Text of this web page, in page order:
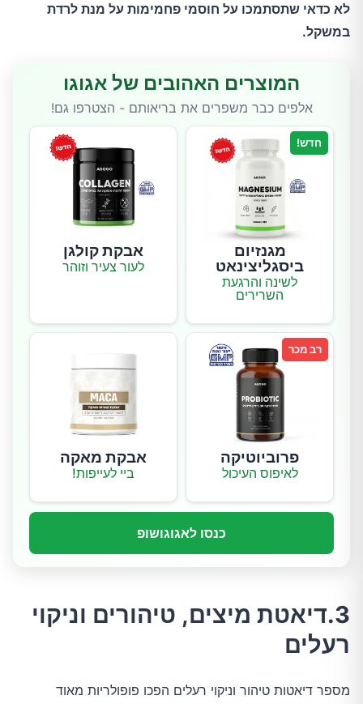
לא כדאי שתסתמכו על חוסמי פחמימות על מנת לרדת
במשקל.
המוצרים האהובים של אגוגו
אלפים כבר משפרים את בריאותם - הצטרפו גם!
חדש!
מגנזיום
ביסגליצינאט
לשינה והרגעת
השרירים
אבקת קולגן
לעור צעיר וזוהר
רב מכר
פרוביוטיקה
לאיפוס העיכול
אבקת מאקה
ביי לעייפות!
כנסו לאגוגושופ
3.דיאטת מיצים, טיהורים וניקוי
רעלים
מספר דיאטות טיהור וניקוי רעלים הפכו פופולריות מאוד